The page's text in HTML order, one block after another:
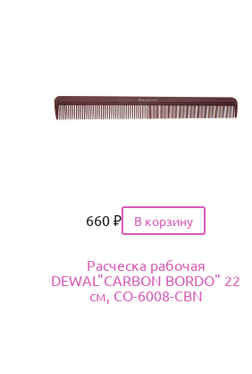
Цена
660 ₽
Расческа рабочая
DEWAL"CARBON BORDO" 22
см, CO-6008-CBN